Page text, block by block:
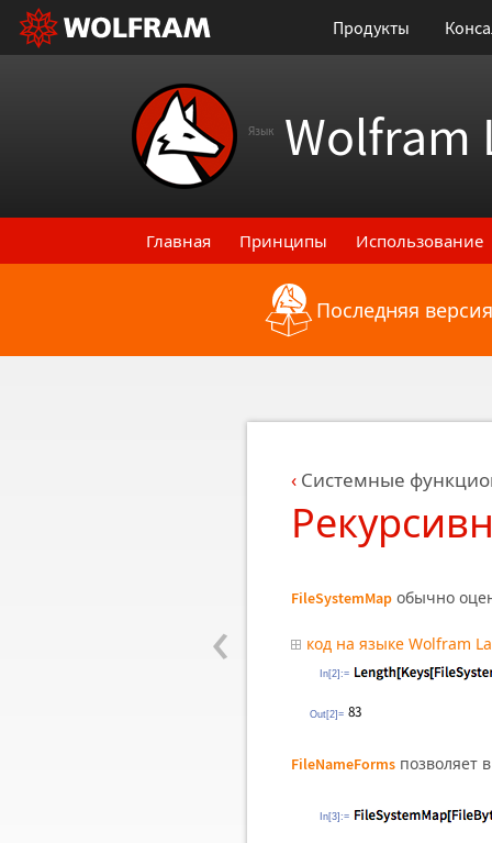
Продукты
Язык Wolfram
Главная Принципы Использование
Назад к последнимПоследняя
‹
Системные
FileSystemMap обычно
код на языке Wolfram
In[2]:=
Out[2]=
FileNameForms позволяет
In[3]:=